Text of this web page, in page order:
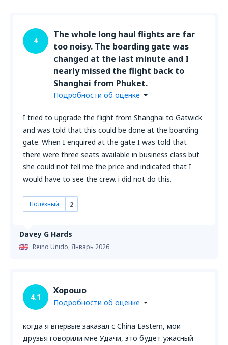
Davey G Hards
Reino Unido,Январь 2026
4
The whole long haul flights are far
too noisy. The boarding gate was
changed at the last minute and I
nearly missed the flight back to
Shanghai from Phuket.
Подробности об оценке
I tried to upgrade the flight from Shanghai to Gatwick
and was told that this could be done at the boarding
gate. When I enquired at the gate I was told that
there were three seats available in business class but
she could not tell me the price and indicated that I
would have to see the crew. i did not do this.
Полезный 2
4.1
Хорошо
Подробности об оценке
когда я впервые заказал с China Eastern, мои
друзья говорили мне Удачи, это будет ужасный